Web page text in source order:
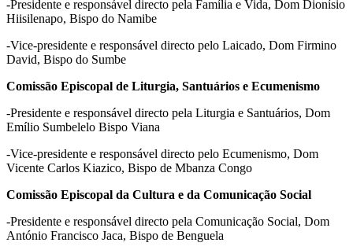
-Presidente e responsável directo pela Família e Vida, Dom Dionísio
Hiisilenapo, Bispo do Namibe
-Vice-presidente e responsável directo pelo Laicado, Dom Firmino
David, Bispo do Sumbe
Comissão Episcopal de Liturgia, Santuários e Ecumenismo
-Presidente e responsável directo pela Liturgia e Santuários, Dom
Emílio Sumbelelo Bispo Viana
-Vice-presidente e responsável directo pelo Ecumenismo, Dom
Vicente Carlos Kiazico, Bispo de Mbanza Congo
Comissão Episcopal da Cultura e da Comunicação Social
-Presidente e responsável directo pela Comunicação Social, Dom
António Francisco Jaca, Bispo de Benguela